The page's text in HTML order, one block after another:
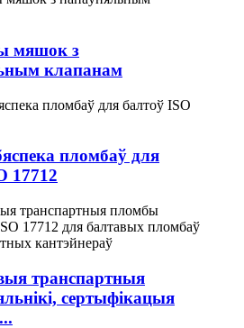
мяшок з
клапанам
пломбаў для
17712
транспартныя
сертыфікацыя